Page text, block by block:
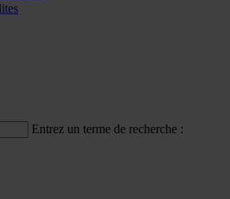
Entrez un terme de recherche :